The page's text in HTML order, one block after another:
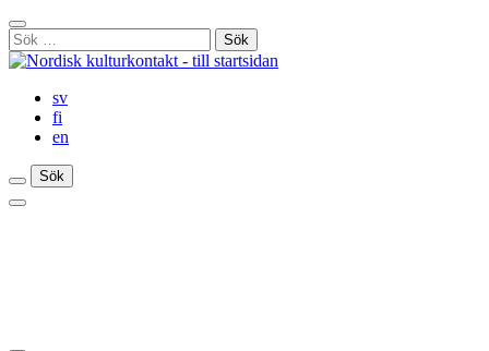
Gå
till
innehåll
Stäng
sökfält
Sök
efter:
sv
fi
en
Sök
Sök
Sök
Huvudmeny